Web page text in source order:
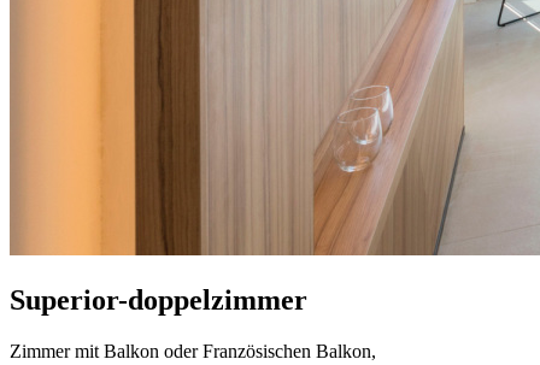
Superior-doppelzimmer
Zimmer mit Balkon oder Französischen Balkon,